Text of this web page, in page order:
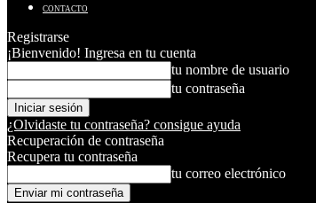
CONTACTO
Registrarse
¡Bienvenido! Ingresa en tu cuenta
tu nombre de usuario
tu contraseña
¿Olvidaste tu contraseña? consigue ayuda
Recuperación de contraseña
Recupera tu contraseña
tu correo electrónico